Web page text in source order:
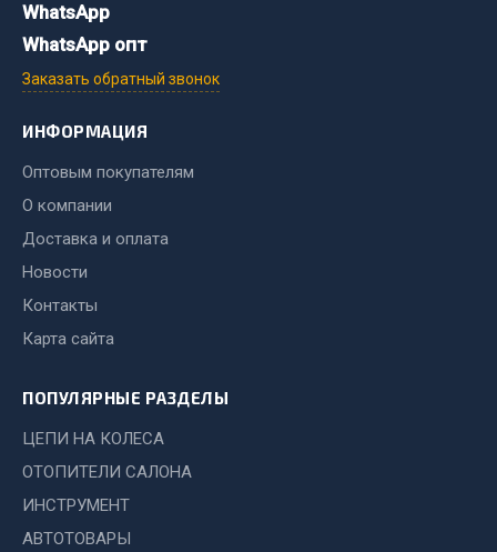
Рукава высокого давления
Автомобильная электрика
Автолампы
Блоки реле и предохранителей
Вилки нагрузочные
Выключатели и переключатели клавишные
Выключатель массы
Показать ещё
Весь раздел
WhatsApp
WhatsApp опт
Заказать обратный звонок
ИНФОРМАЦИЯ
Оптовым покупателям
О компании
Доставка и оплата
Новости
Контакты
Карта сайта
ПОПУЛЯРНЫЕ РАЗДЕЛЫ
ЦЕПИ НА КОЛЕСА
ОТОПИТЕЛИ САЛОНА
ИНСТРУМЕНТ
АВТОТОВАРЫ